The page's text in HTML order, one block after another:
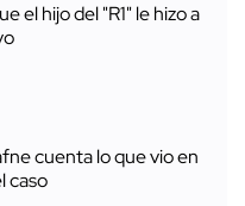
el hijo del "R1" le hizo a
cuenta lo que vio en
caso